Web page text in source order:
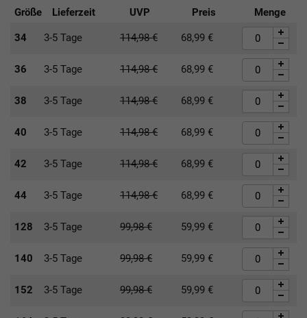
Größe Lieferzeit UVP Preis Menge
34 3-5 Tage 114,98€ 68,99 €
36 3-5 Tage 114,98€ 68,99 €
38 3-5 Tage 114,98€ 68,99 €
40 3-5 Tage 114,98€ 68,99 €
42 3-5 Tage 114,98€ 68,99 €
44 3-5 Tage 114,98€ 68,99 €
128 3-5 Tage 99,98€ 59,99 €
140 3-5 Tage 99,98€ 59,99 €
152 3-5 Tage 99,98€ 59,99 €